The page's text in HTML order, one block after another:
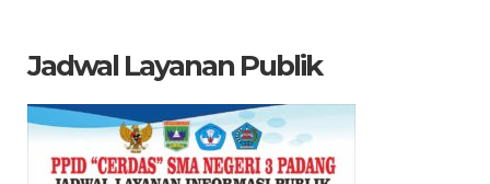
Jadwal Layanan Publik